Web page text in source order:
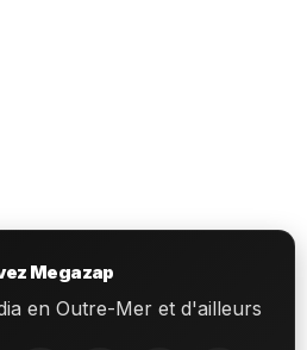
Megazap
en Outre-Mer et d'ailleurs